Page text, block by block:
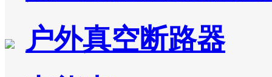
户外真空断路器